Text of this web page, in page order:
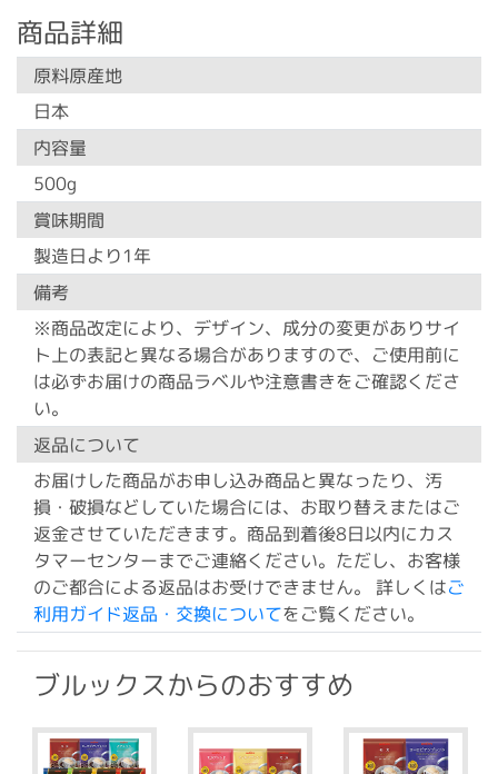
商品詳細
原料原産地
日本
内容量
500g
賞味期間
製造日より1年
備考
※商品改定により、デザイン、成分の変更がありサイ
ト上の表記と異なる場合がありますので、ご使用前に
は必ずお届けの商品ラベルや注意書きをご確認くださ
い。
返品について
お届けした商品がお申し込み商品と異なったり、汚
損・破損などしていた場合には、お取り替えまたはご
返金させていただきます。商品到着後8日以内にカス
タマーセンターまでご連絡ください。ただし、お客様
のご都合による返品はお受けできません。 詳しくはご
利用ガイド返品・交換についてをご覧ください。
ブルックスからのおすすめ